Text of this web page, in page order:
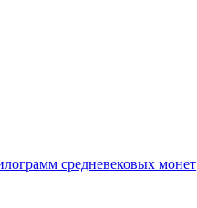
средневековых монет